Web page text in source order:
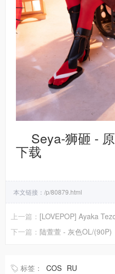
Seya-狮砸 -
下载
本文链接： /p/80879.html
上一篇： [LOVEPOP] Ayaka
下一篇： 陆萱萱 - 灰色OL/(90P)
标签： COS RU